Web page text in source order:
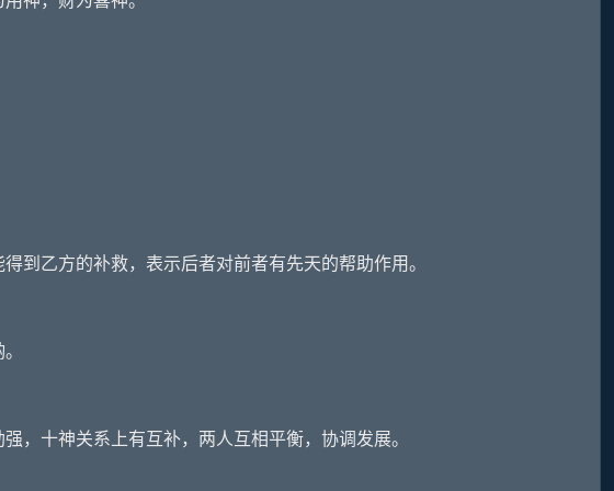
乙方的补救，表示后者对前者有先天的帮助作用。
十神关系上有互补，两人互相平衡，协调发展。